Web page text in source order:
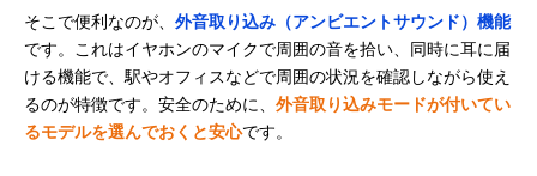
そこで便利なのが、 外音取り込み（アンビエントサウンド）機能
です。これはイヤホンのマイクで周囲の音を拾い、同時に耳に届
ける機能で、駅やオフィスなどで周囲の状況を確認しながら使え
るのが特徴です。安全のために、 外音取り込みモードが付いてい
るモデルを選んでおくと安心です。